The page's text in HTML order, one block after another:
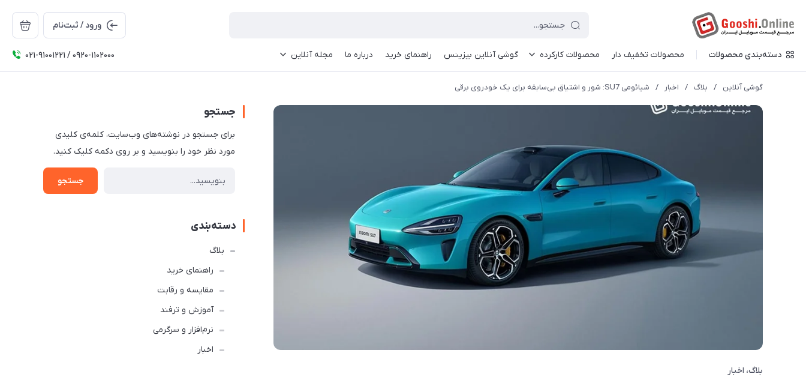
ورود / ثبت‌نام
دسته‌بندی محصولات محصولات تخفیف دار محصولات کارکرده گوشی آنلاین بیزینس راهنمای خرید درباره ما مجله آنلاین ۰۲۱-91001221 / 0920-1102000
گوشی آنلاین / بلاگ / اخبار / شیائومی SU7: شور و اشتیاق بی‌سابقه برای یک خودروی برقی
بلاگ اخبار
جستجو
برای جستجو در نوشته‌های وب‌سایت، کلمه‌ی کلیدی
مورد نظر خود را بنویسید و بر روی دکمه کلیک کنید.
جستجو
دسته‌بندی
بلاگ
راهنمای خرید
مقایسه و رقابت
آموزش و ترفند
نرم‌افزار و سرگرمی
اخبار